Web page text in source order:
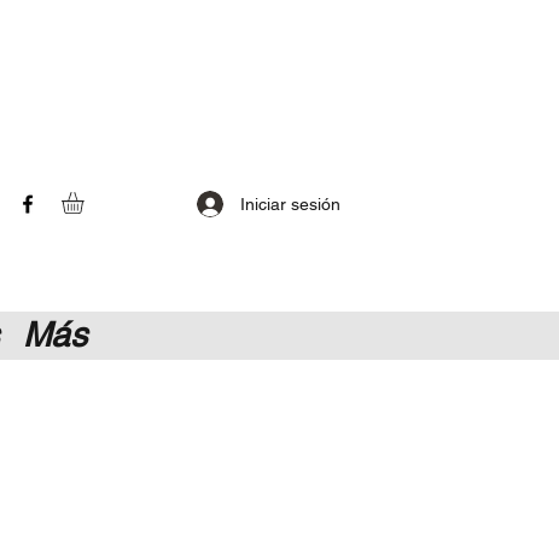
Iniciar sesión
Más